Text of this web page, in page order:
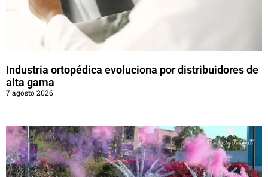
Industria ortopédica evoluciona por distribuidores de
alta gama
7 agosto 2026